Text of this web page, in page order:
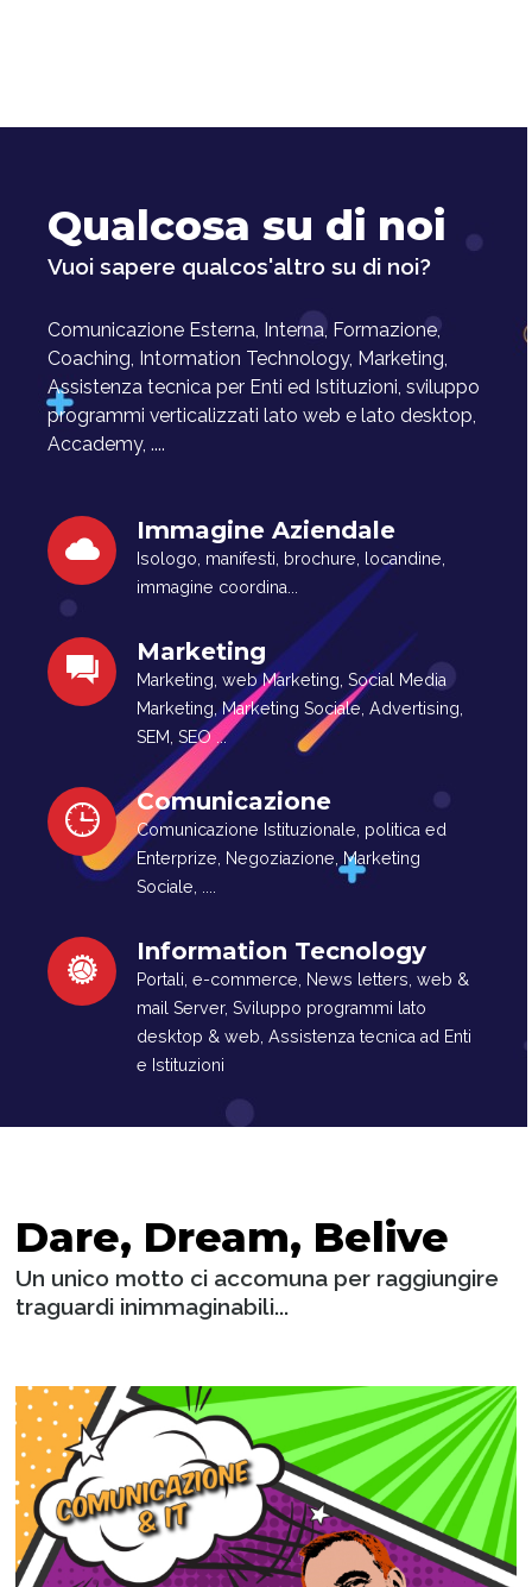
Qualcosa su di noi
Vuoi sapere qualcos'altro su di noi?
Comunicazione Esterna, Interna, Formazione,
Coaching, Intormation Technology, Marketing,
Assistenza tecnica per Enti ed Istituzioni, sviluppo
programmi verticalizzati lato web e lato desktop,
Accademy, ....
Immagine Aziendale
Isologo, manifesti, brochure, locandine,
immagine coordina...
Marketing
Marketing, web Marketing, Social Media
Marketing, Marketing Sociale, Advertising,
SEM, SEO ...
Comunicazione
Comunicazione Istituzionale, politica ed
Enterprize, Negoziazione, Marketing
Sociale, ....
Information Tecnology
Portali, e-commerce, News letters, web &
mail Server, Sviluppo programmi lato
desktop & web, Assistenza tecnica ad Enti
e Istituzioni
Dare, Dream, Belive
Un unico motto ci accomuna per raggiungire
traguardi inimmaginabili...